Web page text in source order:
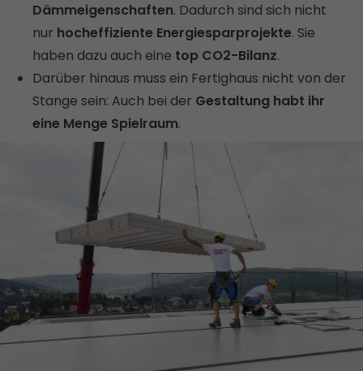
Dämmeigenschaften. Dadurch sind sich nicht
nur hocheffiziente Energiesparprojekte. Sie
haben dazu auch eine top CO2-Bilanz.
Darüber hinaus muss ein Fertighaus nicht von der
Stange sein: Auch bei der Gestaltung habt ihr
eine Menge Spielraum.